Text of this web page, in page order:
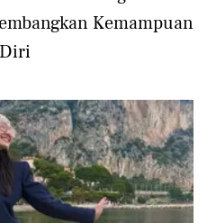
Kemampuan
Diri